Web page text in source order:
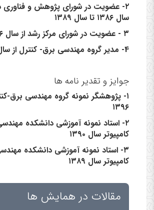
۲- عضویت در شورای پژوهش و فناوری
سال ۱۳۸۶ تا سال ۱۳۸۹
۳ - عضویت در شورای مرکز رشد از سال ۸۶ تا 1400
4- مدیر گروه مهندسی برق- کنترل از سال 1401 تا کنون
جوایز و تقدیر نامه ها
۱- پژوهشگر نمونه گروه مهندسی برق-
۱۳۹۶
۲- استاد نمونه آموزشی دانشکده
کامپیوتر سال ۱۳۹۰
۳- استاد نمونه آموزشی دانشکده
کامپیوتر سال ۱۳۸۹
مقالات در همایش ها